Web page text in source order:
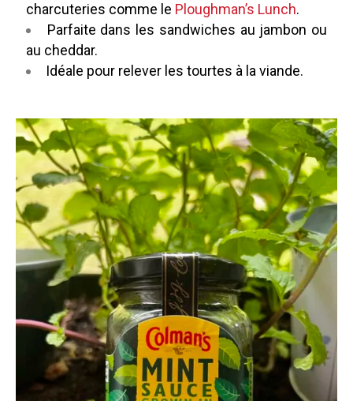
charcuteries comme le Ploughman’s Lunch.
Parfaite dans les sandwiches au jambon ou
au cheddar.
Idéale pour relever les tourtes à la viande.